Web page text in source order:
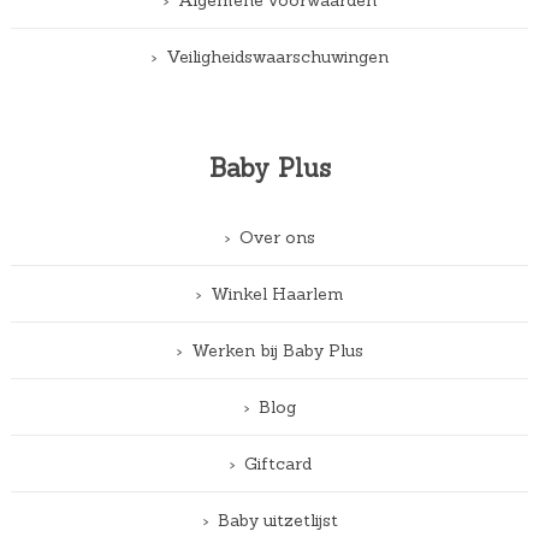
Veiligheidswaarschuwingen
Baby Plus
Over ons
Winkel Haarlem
Werken bij Baby Plus
Blog
Giftcard
Baby uitzetlijst